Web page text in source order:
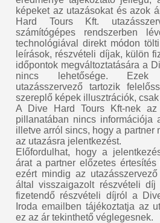
képeket az utazásokat és azok
Hard Tours Kft.
számítógépes rendszerben
technológiával direkt módon
leírások, részvételi díjak, külön
időpontok megváltoztatására a
nincs lehetősége. Ezek
utazásszervező tartozik
szereplő képek illusztrációk,
A Dive Hard Tours Kft-nek az
pillanatában nincs információja
illetve arról sincs, hogy a partner
az utazásra jelentkezést.
Előfordulhat, hogy a
árat a partner előzetes értesítés
ezért mindig az
által visszaigazolt részvételi
fizetendő részvételi díjról a
Iroda emailben tájékoztatja az
ez az ár tekinthető véglegesnek.